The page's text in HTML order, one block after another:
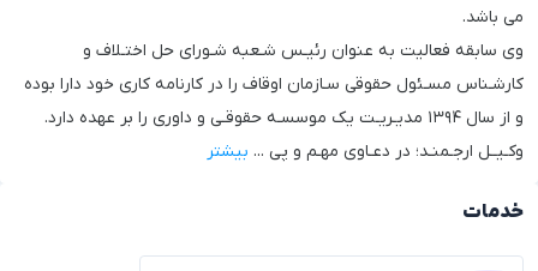
می باشد.
وی سابقه فعالیت به عنوان رئیـس شـعبه شـورای حل اختـلاف و
کارشـناس مسـئول حقوقی سـازمان اوقاف را در کارنامه کاری خود دارا بوده
و از سال ۱۳۹۴ مدیـریـت یک موسسـه حقوقـی و داوری را بر عهده دارد.
وکـیــل ارجـمنـد؛ در دعـاوی مهـم و پی ... بیشتر
خدمات